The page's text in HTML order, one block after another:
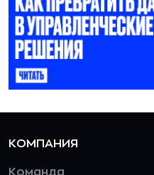
КОМПАНИЯ
Команда